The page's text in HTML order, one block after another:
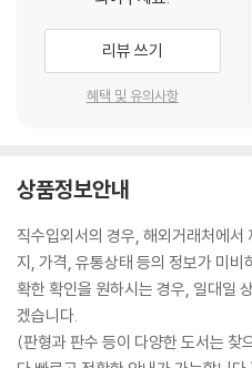
리뷰 쓰기
혜택 및 유의사항
상품정보안내
직수입외서의 경우, 해외거래처에서
지, 가격, 유통상태 등의 정보가 미
확한 확인을 원하시는 경우, 일대일
겠습니다.
(판형과 판수 등이 다양한 도서는 찾